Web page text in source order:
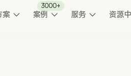
案 案例
3000+
服务 资源